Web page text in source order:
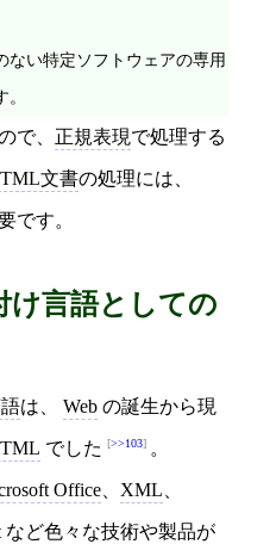
ない特定ソフトウェアの専用
で、 正規表現で処理する
文書の処理には、
です。
け言語としての
は、 Web の誕生から現
でした >>103 。
Office XML
など色々な技術や製品が